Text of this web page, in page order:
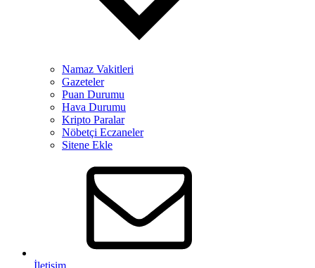
Namaz Vakitleri
Gazeteler
Puan Durumu
Hava Durumu
Kripto Paralar
Nöbetçi Eczaneler
Sitene Ekle
İletişim